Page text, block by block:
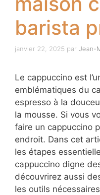
barista
janvier 22, 2025 par Jean-
Le cappuccino est
emblématiques du
espresso à la
la mousse. Si vous
faire un cappuccino
endroit. Dans cet
les étapes
cappuccino digne
découvrirez aussi
les outils